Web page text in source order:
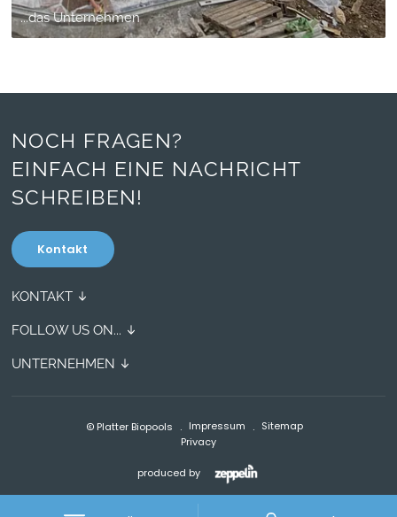
...das Unternehmen
NOCH FRAGEN?
EINFACH EINE NACHRICHT
SCHREIBEN!
Kontakt
KONTAKT
Boznerstraße 2A
Südtirol/Italien
info(at)biopools.it
FOLLOW US ON...
Facebook
Pinterest
UNTERNEHMEN
Showpool Besichtigung
Platter Biopools Impressum
Sitemap
Privacy
produced by